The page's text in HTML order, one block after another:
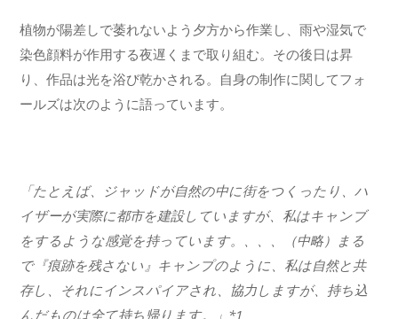
植物が陽差しで萎れないよう夕方から作業し、雨や湿気で
染色顔料が作用する夜遅くまで取り組む。その後日は昇
り、作品は光を浴び乾かされる。自身の制作に関してフォ
ールズは次のように語っています。
「たとえば、ジャッドが自然の中に街をつくったり、ハ
イザーが実際に都市を建設していますが、私はキャンブ
をするような感覚を持っています。、、、（中略）まる
で『痕跡を残さない』キャンプのように、私は自然と共
存し、それにインスパイアされ、協力しますが、持ち込
んだものは全て持ち帰ります。」*1